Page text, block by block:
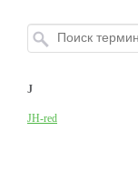
J
JH-red